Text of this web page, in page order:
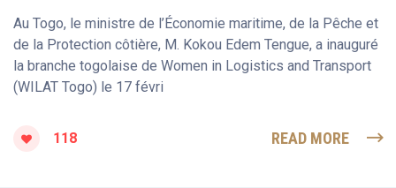
Au Togo, le ministre de l’Économie maritime, de la Pêche et
de la Protection côtière, M. Kokou Edem Tengue, a inauguré
la branche togolaise de Women in Logistics and Transport
(WILAT Togo) le 17 févri
118 READ MORE